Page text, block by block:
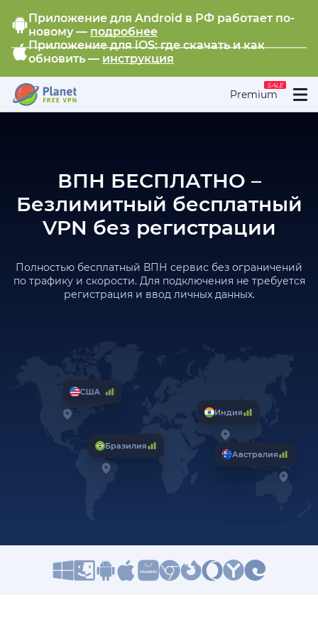
Приложение для Android в РФ работает по-
новому — подробнее
Приложение для iOS: где скачать и как
обновить — инструкция
Premium
SALE
США
Индия
Бразилия
Австралия
ВПН БЕСПЛАТНО –
Безлимитный бесплатный
VPN без регистрации
Полностью бесплатный ВПН сервис без ограничений
по трафику и скорости. Для подключения не требуется
регистрация и ввод личных данных.